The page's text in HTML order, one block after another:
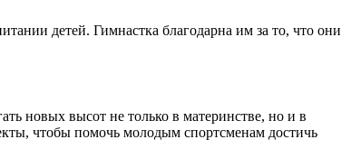
детей. Гимнастка благодарна им за то, что они
новых высот не только в материнстве, но и в
чтобы помочь молодым спортсменам достичь